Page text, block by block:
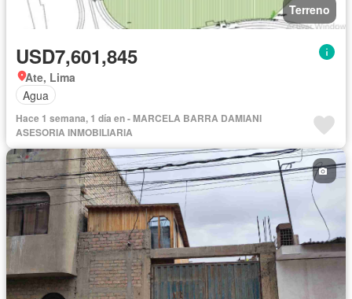
Terreno
USD7,601,845
Ate, Lima
Agua
Hace 1 semana, 1 día en - MARCELA BARRA DAMIANI
ASESORIA INMOBILIARIA